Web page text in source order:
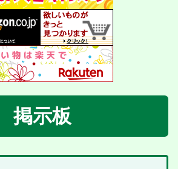
掲示板